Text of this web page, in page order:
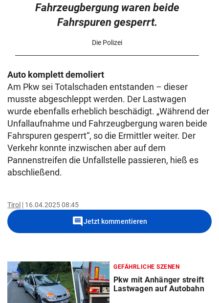
Fahrzeugbergung waren beide
Fahrspuren gesperrt.
Die Polizei
Auto komplett demoliert
Am Pkw sei Totalschaden entstanden – dieser
musste abgeschleppt werden. Der Lastwagen
wurde ebenfalls erheblich beschädigt. „Während der
Unfallaufnahme und Fahrzeugbergung waren beide
Fahrspuren gesperrt“, so die Ermittler weiter. Der
Verkehr konnte inzwischen aber auf dem
Pannenstreifen die Unfallstelle passieren, hieß es
abschließend.
Tirol 16.04.2025 08:45
commentJetzt kommentieren
GEFÄHRLICHE SZENEN
Pkw mit Anhänger streift
Lastwagen auf Autobahn